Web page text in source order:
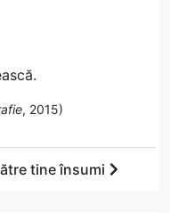
, 2015)
tine însumi